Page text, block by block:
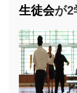
生徒会が2